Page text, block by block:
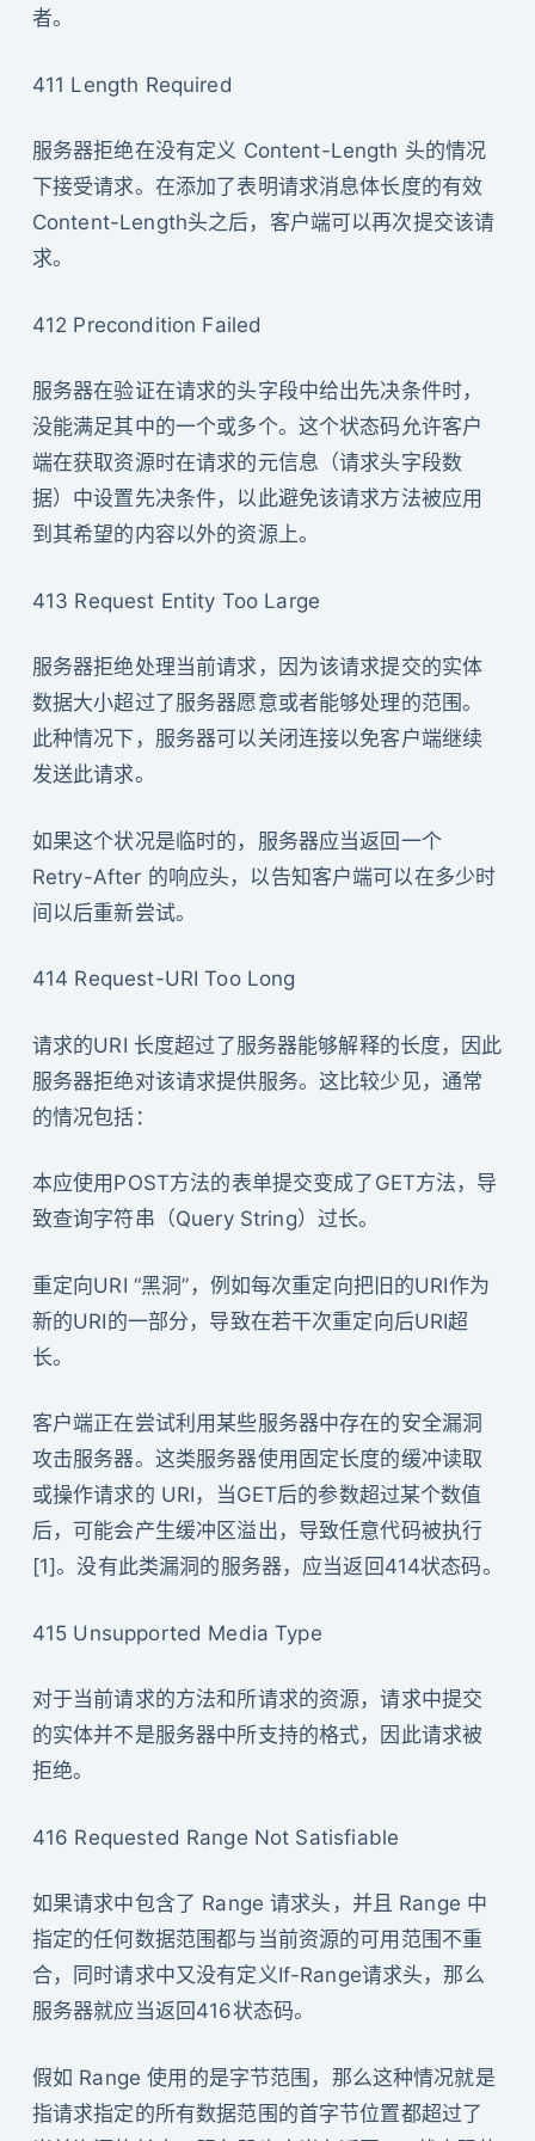
者。
411 Length Required
服务器拒绝在没有定义 Content-Length 头的情况
下接受请求。在添加了表明请求消息体长度的有效
Content-Length头之后，客户端可以再次提交该请
求。
412 Precondition Failed
服务器在验证在请求的头字段中给出先决条件时，
没能满足其中的一个或多个。这个状态码允许客户
端在获取资源时在请求的元信息（请求头字段数
据）中设置先决条件，以此避免该请求方法被应用
到其希望的内容以外的资源上。
413 Request Entity Too Large
服务器拒绝处理当前请求，因为该请求提交的实体
数据大小超过了服务器愿意或者能够处理的范围。
此种情况下，服务器可以关闭连接以免客户端继续
发送此请求。
如果这个状况是临时的，服务器应当返回一个
Retry-After 的响应头，以告知客户端可以在多少时
间以后重新尝试。
414 Request-URI Too Long
请求的URI 长度超过了服务器能够解释的长度，因此
服务器拒绝对该请求提供服务。这比较少见，通常
的情况包括：
本应使用POST方法的表单提交变成了GET方法，导
致查询字符串（Query String）过长。
重定向URI “黑洞”，例如每次重定向把旧的URI作为
新的URI的一部分，导致在若干次重定向后URI超
长。
客户端正在尝试利用某些服务器中存在的安全漏洞
攻击服务器。这类服务器使用固定长度的缓冲读取
或操作请求的 URI，当GET后的参数超过某个数值
后，可能会产生缓冲区溢出，导致任意代码被执行
[1]。没有此类漏洞的服务器，应当返回414状态码。
415 Unsupported Media Type
对于当前请求的方法和所请求的资源，请求中提交
的实体并不是服务器中所支持的格式，因此请求被
拒绝。
416 Requested Range Not Satisfiable
如果请求中包含了 Range 请求头，并且 Range 中
指定的任何数据范围都与当前资源的可用范围不重
合，同时请求中又没有定义If-Range请求头，那么
服务器就应当返回416状态码。
假如 Range 使用的是字节范围，那么这种情况就是
指请求指定的所有数据范围的首字节位置都超过了